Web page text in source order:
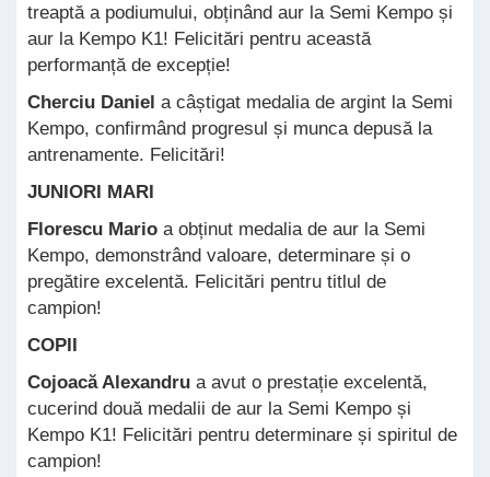
treaptă a podiumului, obținând aur la Semi Kempo și
aur la Kempo K1! Felicitări pentru această
performanță de excepție!
Cherciu Daniel a câștigat medalia de argint la Semi
Kempo, confirmând progresul și munca depusă la
antrenamente. Felicitări!
JUNIORI MARI
Florescu Mario a obținut medalia de aur la Semi
Kempo, demonstrând valoare, determinare și o
pregătire excelentă. Felicitări pentru titlul de
campion!
COPII
Cojoacă Alexandru a avut o prestație excelentă,
cucerind două medalii de aur la Semi Kempo și
Kempo K1! Felicitări pentru determinare și spiritul de
campion!